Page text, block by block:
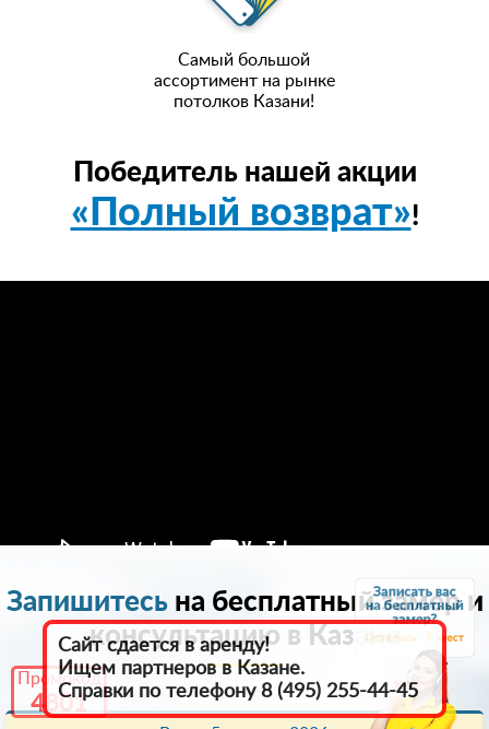
9
Промокод
4801
Самый большой
ассортимент на рынке
потолков Казани!
Победитель нашей акции
«Полный возврат»!
Запишитесьна бесплатный замер и
консультацию в Казанe
Сайт сдается в аренду!
Ищем партнеров в Казанe.
Справки по телефону 8 (495) 255-44-45